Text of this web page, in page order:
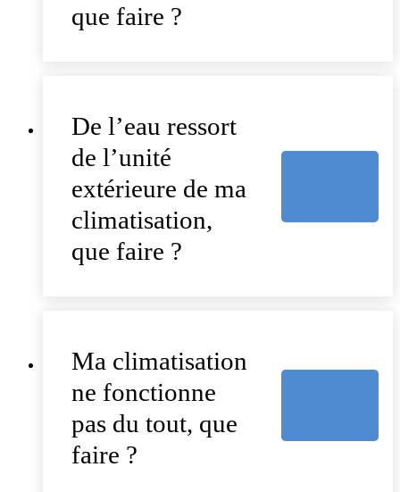
que faire ?
De l’eau ressort
de l’unité
extérieure de ma
climatisation,
que faire ?
Ma climatisation
ne fonctionne
pas du tout, que
faire ?